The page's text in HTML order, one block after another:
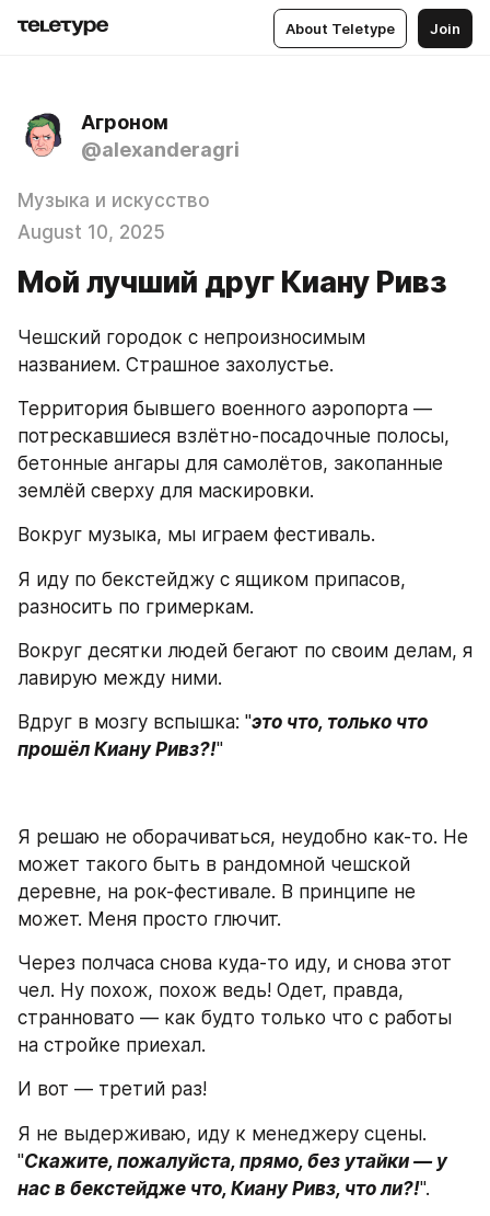
About Teletype Join
Агроном
@alexanderagri
Музыка и искусство
August 10, 2025
Мой лучший друг Киану Ривз
Чешский городок с непроизносимым
названием. Страшное захолустье.
Территория бывшего военного аэропорта —
потрескавшиеся взлётно-посадочные полосы,
бетонные ангары для самолётов, закопанные
землёй сверху для маскировки.
Вокруг музыка, мы играем фестиваль.
Я иду по бекстейджу с ящиком припасов,
разносить по гримеркам.
Вокруг десятки людей бегают по своим делам, я
лавирую между ними.
Вдруг в мозгу вспышка: "это что, только что
прошёл Киану Ривз?!"
Я решаю не оборачиваться, неудобно как-то. Не
может такого быть в рандомной чешской
деревне, на рок-фестивале. В принципе не
может. Меня просто глючит.
Через полчаса снова куда-то иду, и снова этот
чел. Ну похож, похож ведь! Одет, правда,
странновато — как будто только что с работы
на стройке приехал.
И вот — третий раз!
Я не выдерживаю, иду к менеджеру сцены.
"Скажите, пожалуйста, прямо, без утайки — у
нас в бекстейдже что, Киану Ривз, что ли?!".